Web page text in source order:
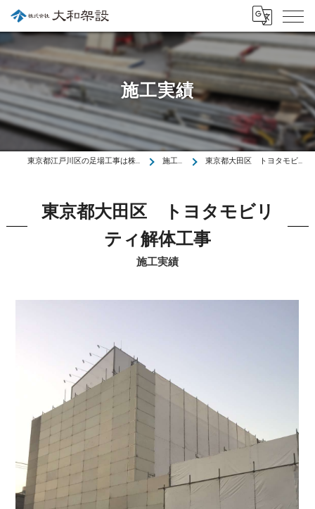
施工実績
東京都江戸川区の足場工事は株式会社大和架設 施工実績 東京都大田区 トヨタモビリティ解体工事
施工実績
東京都大田区 トヨタモビリ
ティ解体工事